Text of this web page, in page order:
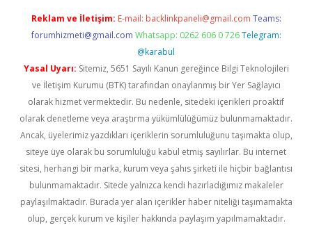
Reklam ve İletişim: E-mail: backlinkpaneli@gmail.com Teams:
forumhizmeti@gmail.com Whatsapp: 0262 606 0 726 Telegram:
@karabul
Yasal Uyarı: Sitemiz, 5651 Sayılı Kanun gereğince Bilgi Teknolojileri
ve İletişim Kurumu (BTK) tarafından onaylanmış bir Yer Sağlayıcı
olarak hizmet vermektedir. Bu nedenle, sitedeki içerikleri proaktif
olarak denetleme veya araştırma yükümlülüğümüz bulunmamaktadır.
Ancak, üyelerimiz yazdıkları içeriklerin sorumluluğunu taşımakta olup,
siteye üye olarak bu sorumluluğu kabul etmiş sayılırlar. Bu internet
sitesi, herhangi bir marka, kurum veya şahıs şirketi ile hiçbir bağlantısı
bulunmamaktadır. Sitede yalnızca kendi hazırladığımız makaleler
paylaşılmaktadır. Burada yer alan içerikler haber niteliği taşımamakta
olup, gerçek kurum ve kişiler hakkında paylaşım yapılmamaktadır.